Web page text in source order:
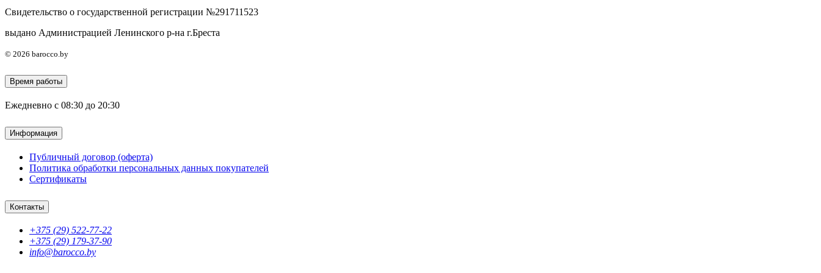
Свидетельство о государственной регистрации №291711523
выдано Администрацией Ленинского р-на г.Бреста
© 2026 barocco.by
Время работы
Ежедневно с 08:30 до 20:30
Информация
Публичный договор (оферта)
Политика обработки персональных данных покупателей
Сертификаты
Контакты
+375 (29) 522-77-22
+375 (29) 179-37-90
info@barocco.by